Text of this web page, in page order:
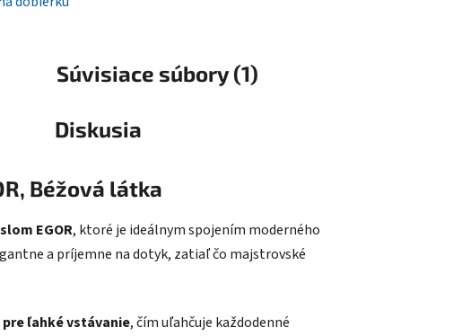
Súvisiace súbory (1)
Diskusia
Béžová látka
EGOR, ktoré je ideálnym spojením moderného
a príjemne na dotyk, zatiaľ čo majstrovské
ľahké vstávanie, čím uľahčuje každodenné